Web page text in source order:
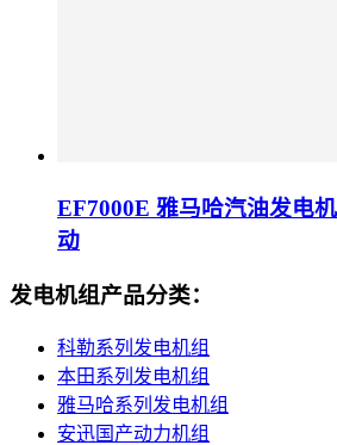
EF7000E 雅马哈汽油发电
动
发电机组产品分类：
科勒系列发电机组
本田系列发电机组
雅马哈系列发电机组
安迅国产动力机组